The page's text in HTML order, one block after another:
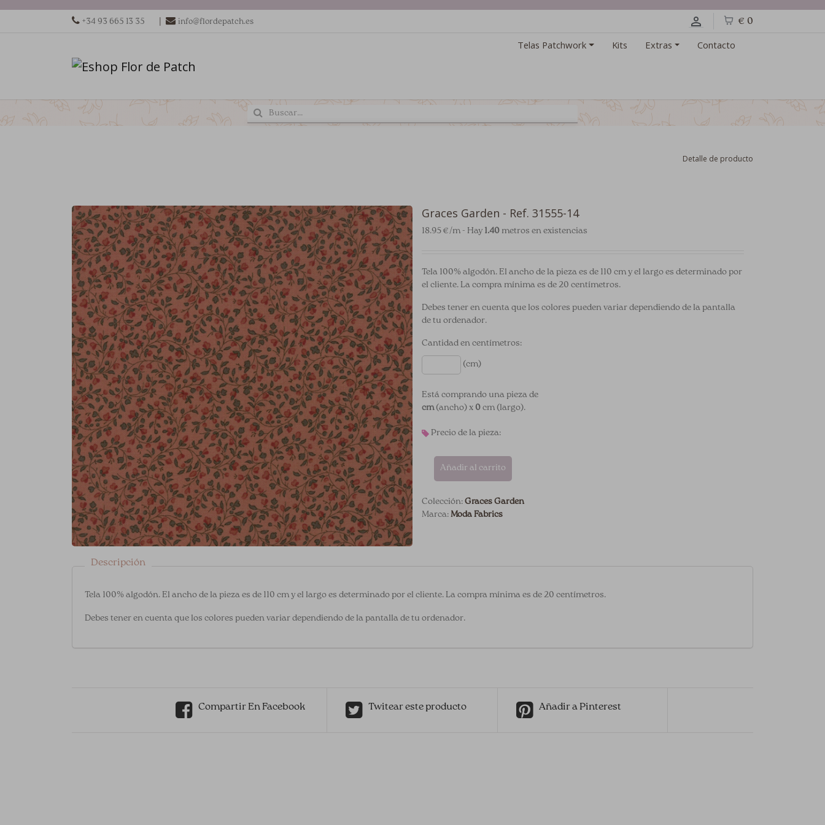
+34 93 665 13 35 | info@flordepatch.es € 0
Telas Patchwork Kits Extras Contacto
Detalle de producto
Graces Garden - Ref. 31555-14
18.95 €/m - Hay 1.40 metros en existencias
Tela 100% algodón. El ancho de la pieza es de 110 cm y el largo es determinado por
el cliente. La compra mínima es de 20 centímetros.
Debes tener en cuenta que los colores pueden variar dependiendo de la pantalla
de tu ordenador.
Cantidad en centímetros:
(cm)
Está comprando una pieza de
cm(ancho) x 0cm (largo).
Precio de la pieza:
Añadir al carrito
Colección:Graces Garden
Marca:Moda Fabrics
Descripción
Tela 100% algodón. El ancho de la pieza es de 110 cm y el largo es determinado por el cliente. La compra mínima es de 20 centímetros.
Debes tener en cuenta que los colores pueden variar dependiendo de la pantalla de tu ordenador.
Compartir En Facebook Twitear este producto Añadir a Pinterest